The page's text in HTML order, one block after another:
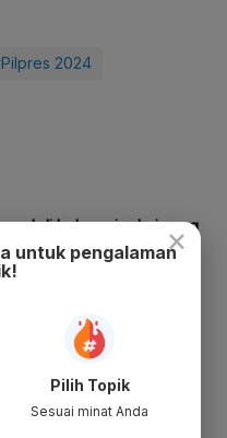
2024
×
untuk pengalaman
Pilih Topik
Sesuai minat Anda